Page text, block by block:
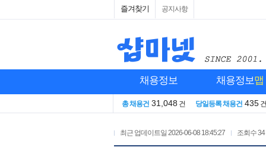
즐겨찾기 공지사항
채용정보 채용정보맵
총 채용건 31,048 건 당일등록 채용건 435 건
최근 업데이트일 2026-06-08 18:45:27 조회수34